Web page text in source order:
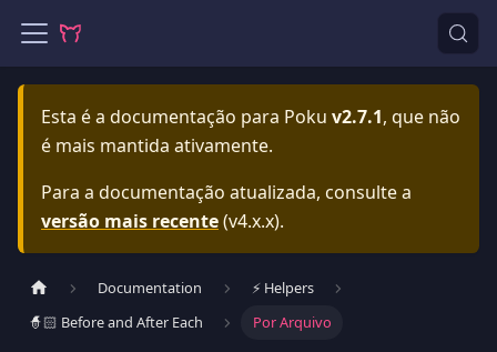
Esta é a documentação para Poku v2.7.1, que não
é mais mantida ativamente.
Para a documentação atualizada, consulte a
versão mais recente(v4.x.x).
Documentation
⚡️ Helpers
🧙🏻 Before and After Each
Por Arquivo